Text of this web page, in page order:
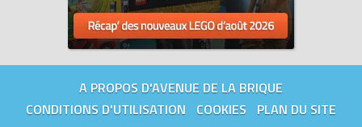
A PROPOS D'AVENUE DE LA BRIQUE
CONDITIONS D'UTILISATION
COOKIES
PLAN DU SITE